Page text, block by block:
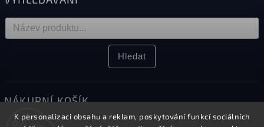
K personalizaci obsahu a reklam, poskytování funkcí sociálních
Hledat
NÁKUPNÍ KOŠÍK